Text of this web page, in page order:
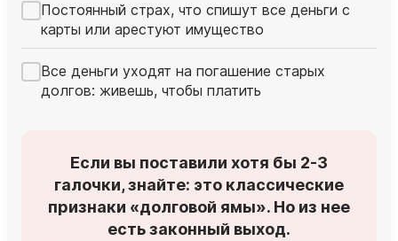
Постоянный страх, что спишут все деньги с
карты или арестуют имущество
Все деньги уходят на погашение старых
долгов: живешь, чтобы платить
Если вы поставили хотя бы 2-3
галочки, знайте: это классические
признаки «долговой ямы». Но из нее
есть законный выход.